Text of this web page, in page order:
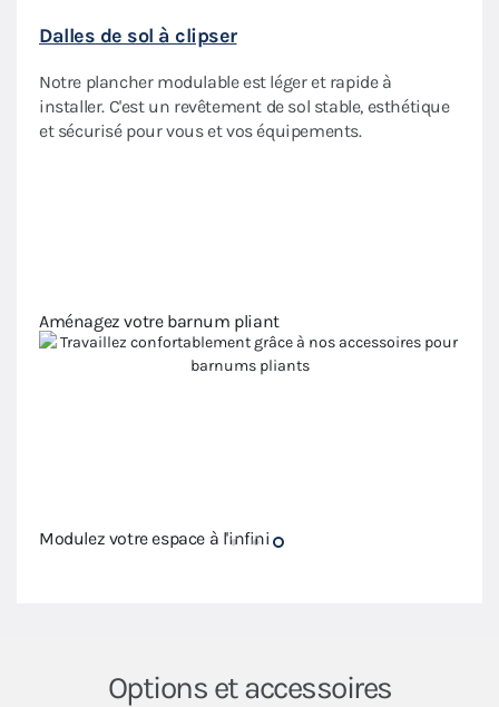
Dalles de sol à clipser
Notre plancher modulable est léger et rapide à
installer. C'est un revêtement de sol stable, esthétique
et sécurisé pour vous et vos équipements.
Aménagez votre barnum pliant
Modulez votre espace à l'infini
Options et accessoires